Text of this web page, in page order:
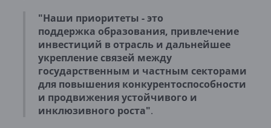
"Наши приоритеты - это
поддержка образования, привлечение
инвестиций в отрасль и дальнейшее
укрепление связей между
государственным и частным секторами
для повышения конкурентоспособности
и продвижения устойчивого и
инклюзивного роста".